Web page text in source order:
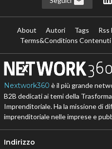
About Autori Tags Rss
Terms&Conditions Contenuti
Nextwork360 è il più grande
B2B dedicati ai temi della
Imprenditoriale. Ha la missione di
imprenditoriale nelle imprese e
Indirizzo